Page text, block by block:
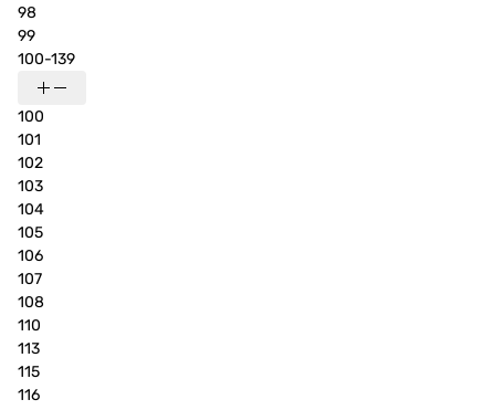
98
99
100-139
100
101
102
103
104
105
106
107
108
110
113
115
116